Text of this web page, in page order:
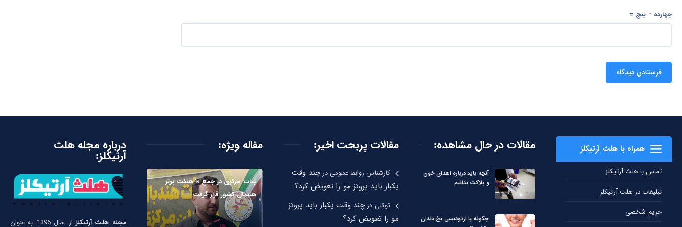
چهارده − پنج =
همراه با هلث آرتیکلز
تماس با هلث آرتیکلز
تبلیغات در هلث آرتیکلز
حریم شخصی
مقالات در حال مشاهده:
آنچه باید درباره اهدای خون
و پلاکت بدانیم
چگونه با ارتودنسی نخ دندان
مقالات پربحت اخیر:
کارشناس روابط عمومیدرچند وقت
یکبار باید پروتز مو را تعویض کرد؟
توکلیدرچند وقت یکبار باید پروتز
مو را تعویض کرد؟
مقاله ویژه:
بیات: مرکزی در جمع ۱۰ هیئت برتر
هندبال کشور قرار گرفت
درباره مجله هلث
آرتیکلز:
مجله هلث آرتیکلز از سال 1396 به عنوان